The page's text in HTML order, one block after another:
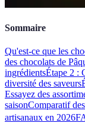
Sommaire
Qu'est-ce que les
des chocolats de
ingrédientsÉtape 2 :
diversité des saveurs
Essayez des
saisonComparatif
artisanaux en 2026